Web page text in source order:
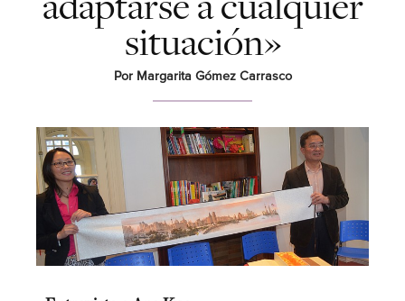
situación»
Por Margarita Gómez Carrasco